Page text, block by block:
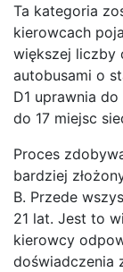
Ta kategoria
kierowcach
większej liczby
autobusami o
D1 uprawnia
do 17 miejsc
Proces
bardziej
B. Przede
21 lat. Jest to
kierowcy
doświadczenia